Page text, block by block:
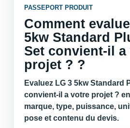
PASSEPORT PRODUIT
Comment
5kw Standard
Set convient-il a
projet ? ?
Evaluez LG 3 5kw Standard
convient-il a votre projet ?
marque, type, puissance,
pose et contenu du devis.